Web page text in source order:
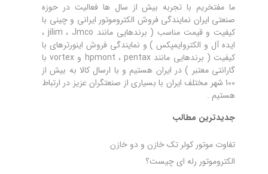
ما مفتخریم با تجربه بیش از سال ها فعالیت در حوزه
صنعتی ایران نمایندگی فروش الکتروموتور ایرانی و چینی با
کیفیت و قیمت مناسب ( برندهایی مانند jilim ، Jmco ،
ایده آل و الکتروایمپکس ) و نمایندگی فروش اینورترهای با
کیفیت ( برندهایی مانند hpmont ، pentax و vortex با
گارانتی معتبر ) در ایران هستیم و با ارسال کالا به بیش از
100 شهر مختلف ایران با بسیاری از صنعتگران عزیز در ارتباط
هستیم .
جدیدترین مطالب
تفاوت موتور کولر تک خازن و دو خازن
الکتروموتور رله‌ ای چیست؟